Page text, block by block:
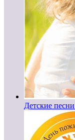
Детские